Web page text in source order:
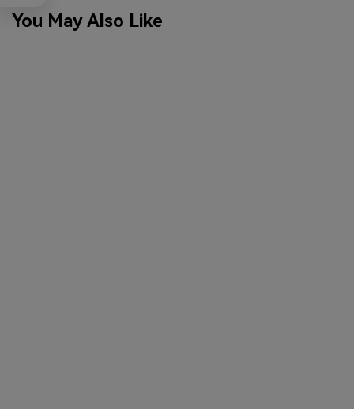
You May Also Like